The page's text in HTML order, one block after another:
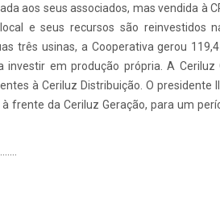
aos seus associados, mas vendida à
e seus recursos são reinvestidos
três usinas, a Cooperativa gerou
em produção própria. A Ceriluz
à Ceriluz Distribuição. O presidente
frente da Ceriluz Geração, para um